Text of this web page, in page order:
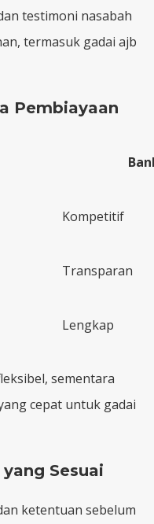
testimoni nasabah
termasuk gadai ajb
Pembiayaan
Kompetitif
Transparan
Lengkap
sementara
cepat untuk gadai
Sesuai
ketentuan sebelum